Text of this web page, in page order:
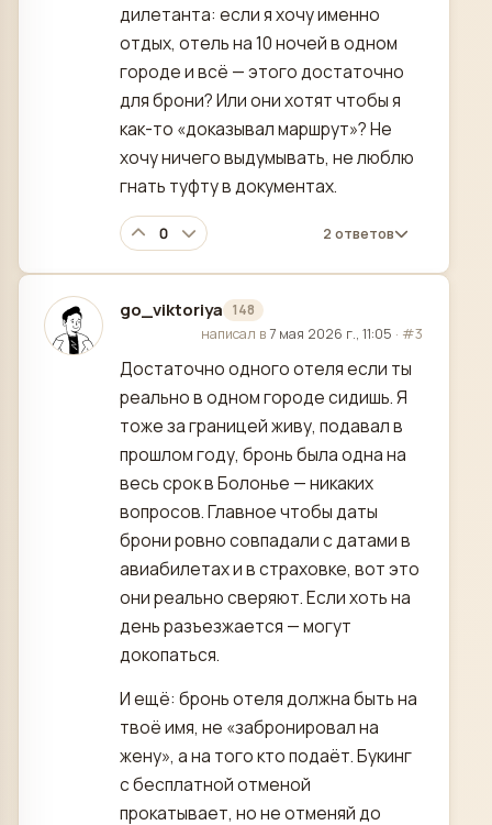
дилетанта: если я хочу именно
отдых, отель на 10 ночей в одном
городе и всё — этого достаточно
для брони? Или они хотят чтобы я
как-то «доказывал маршрут»? Не
хочу ничего выдумывать, не люблю
гнать туфту в документах.
0 2 ответов
go_viktoriya 148
отредактировано
написал в7 мая 2026 г., 11:05 · #3
Достаточно одного отеля если ты
реально в одном городе сидишь. Я
тоже за границей живу, подавал в
прошлом году, бронь была одна на
весь срок в Болонье — никаких
вопросов. Главное чтобы даты
брони ровно совпадали с датами в
авиабилетах и в страховке, вот это
они реально сверяют. Если хоть на
день разъезжается — могут
докопаться.
И ещё: бронь отеля должна быть на
твоё имя, не «забронировал на
жену», а на того кто подаёт. Букинг
с бесплатной отменой
прокатывает, но не отменяй до